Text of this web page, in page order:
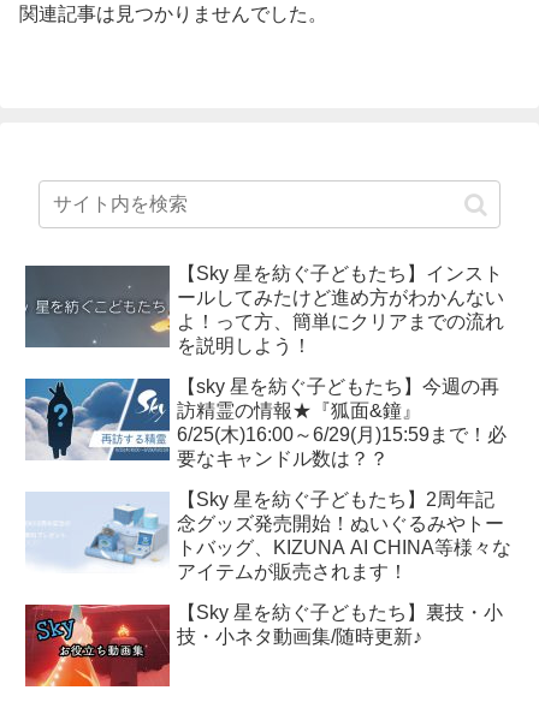
関連記事は見つかりませんでした。
【Sky 星を紡ぐ子どもたち】インスト
ールしてみたけど進め方がわかんない
よ！って方、簡単にクリアまでの流れ
を説明しよう！
【sky 星を紡ぐ子どもたち】今週の再
訪精霊の情報★『狐面&鐘』
6/25(木)16:00～6/29(月)15:59まで！必
要なキャンドル数は？？
【Sky 星を紡ぐ子どもたち】2周年記
念グッズ発売開始！ぬいぐるみやトー
トバッグ、KIZUNA AI CHINA等様々な
アイテムが販売されます！
【Sky 星を紡ぐ子どもたち】裏技・小
技・小ネタ動画集/随時更新♪